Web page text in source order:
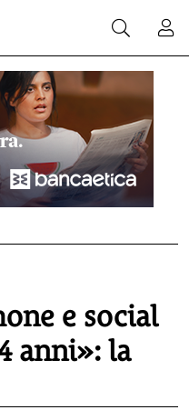
e social
anni»: la